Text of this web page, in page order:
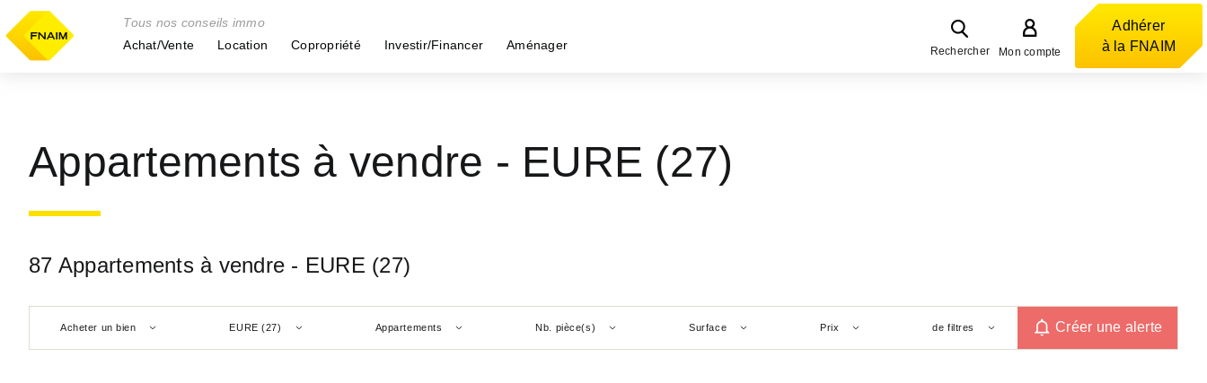
Tous nos conseils immo
Achat/Vente
Location Copropriété Investir/Financer Aménager Rechercher Mon compte
Adhérer
à la FNAIM
Appartements à vendre - EURE (27)
87 Appartements à vendre - EURE (27)
Acheter un bien EURE (27) Appartements Nb. pièce(s) Surface Prix de filtres Créer une alerte